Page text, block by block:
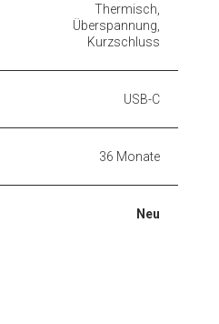
Thermisch,
Überspannung,
Kurzschluss
USB-C
36 Monate
Neu